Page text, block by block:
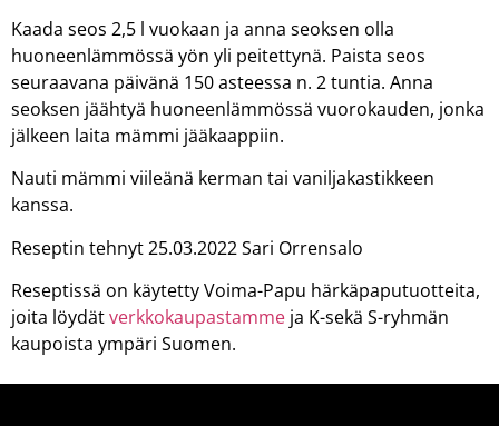
Kaada seos 2,5 l vuokaan ja anna seoksen olla
huoneenlämmössä yön yli peitettynä. Paista seos
seuraavana päivänä 150 asteessa n. 2 tuntia. Anna
seoksen jäähtyä huoneenlämmössä vuorokauden, jonka
jälkeen laita mämmi jääkaappiin.
Nauti mämmi viileänä kerman tai vaniljakastikkeen
kanssa.
Reseptin tehnyt 25.03.2022 Sari Orrensalo
Reseptissä on käytetty Voima-Papu härkäpaputuotteita,
joita löydätverkkokaupastamme ja K-sekä S-ryhmän
kaupoista ympäri Suomen.